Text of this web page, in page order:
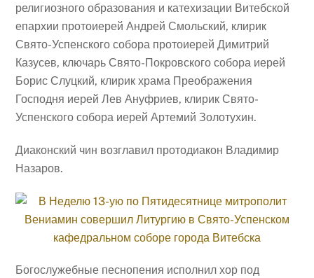
религиозного образования и катехизации Витебской
епархии протоиерей Андрей Смольский, клирик
Свято-Успенского собора протоиерей Димитрий
Казусев, ключарь Свято-Покровского собора иерей
Борис Слуцкий, клирик храма Преображения
Господня иерей Лев Ануфриев, клирик Свято-
Успенского собора иерей Артемий Золотухин.
Диаконский чин возглавил протодиакон Владимир
Назаров.
Богослужебные песнопения исполнил хор под